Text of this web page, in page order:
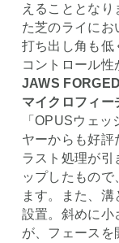
えることとな
た芝のライにお
打ち出し角も低
コントロール性
JAWS
マイクロフィー
「OPUSウェ
ヤーからも好
ラスト処理が引
ップしたもの
ます。また、
設置。斜めに小
が、フェースを